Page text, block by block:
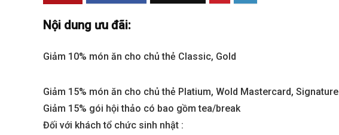
Nội dung ưu đãi:
Giảm 10% món ăn cho chủ thẻ Classic, Gold
Giảm 15% món ăn cho chủ thẻ Platium, Wold Mastercard, Signature
Giảm 15% gói hội thảo có bao gồm tea/break
Đối với khách tổ chức sinh nhật :